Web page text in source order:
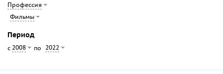
Профессия
Фильмы
Период
с 2008 по 2022